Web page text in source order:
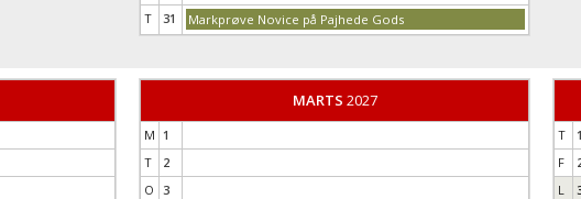
T
31 Markprøve Novice på Pajhede Gods
MARTS 2027
M 1
T
2
O 3
T
1
F
L